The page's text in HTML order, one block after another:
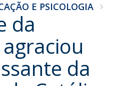
E PSICOLOGIA
da
da